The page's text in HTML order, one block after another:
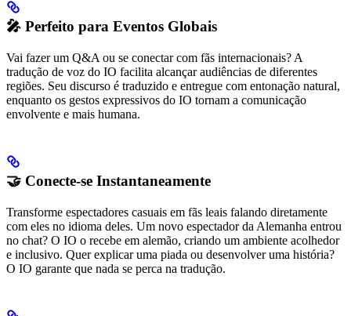
🎤 Perfeito para Eventos Globais
Vai fazer um Q&A ou se conectar com fãs internacionais? A
tradução de voz do IO facilita alcançar audiências de diferentes
regiões. Seu discurso é traduzido e entregue com entonação natural,
enquanto os gestos expressivos do IO tornam a comunicação
envolvente e mais humana.
🤝 Conecte-se Instantaneamente
Transforme espectadores casuais em fãs leais falando diretamente
com eles no idioma deles. Um novo espectador da Alemanha entrou
no chat? O IO o recebe em alemão, criando um ambiente acolhedor
e inclusivo. Quer explicar uma piada ou desenvolver uma história?
O IO garante que nada se perca na tradução.